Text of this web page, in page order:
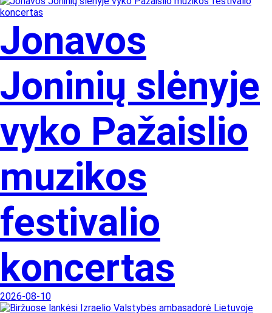
Jonavos
Joninių slėnyje
vyko Pažaislio
muzikos
festivalio
koncertas
2026-08-10